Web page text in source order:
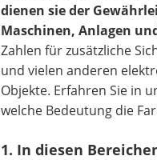
dienen sie der
Maschinen, Anlagen
Zahlen für zusätzliche
und vielen anderen
Objekte. Erfahren Sie in
welche Bedeutung die
1. In diesen